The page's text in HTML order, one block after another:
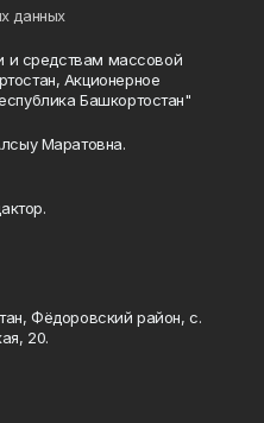
данных
и средствам массовой
Акционерное
Башкортостан"
Маратовна.
Фёдоровский район, с.
20.